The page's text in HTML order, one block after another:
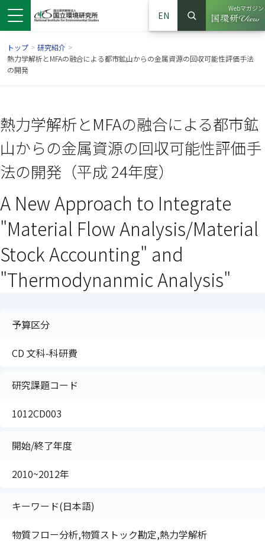
ドウで開きます）
ンドウで開きます）
ウインドウで開きます）
EN
サイト内検索
検索
Webマガジン
（別ウイ
トップ > 研究紹介 >
熱力学解析とMFAの融合による都市鉱山からの金属資源の回収可能性評価手法
の開発
熱力学解析とMFAの融合による都市鉱
山からの金属資源の回収可能性評価手
法の開発（平成 24年度）
A New Approach to Integrate
"Material Flow Analysis/Material
Stock Accounting" and
"Thermodynanmic Analysis"
予算区分
CD 文科-科研費
研究課題コード
1012CD003
開始/終了年度
2010~2012年
キーワード(日本語)
物質フロー分析,物質ストック勘定,熱力学解析